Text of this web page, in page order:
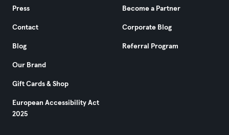
Press
Contact
Blog
Our Brand
Gift Cards & Shop
European Accessibility Act
2025
Become a Partner
Corporate Blog
Referral Program